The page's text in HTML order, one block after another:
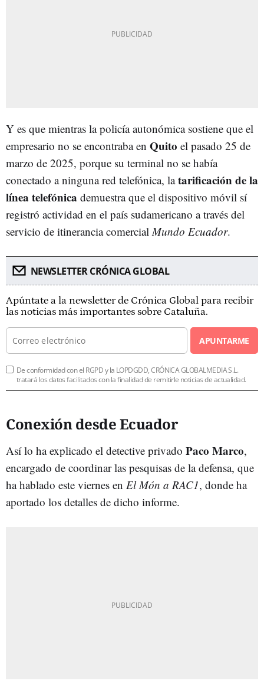
Y es que mientras la policía autonómica sostiene que el
empresario no se encontraba en Quito el pasado 25 de
marzo de 2025, porque su terminal no se había
conectado a ninguna red telefónica, latarificación de la
línea telefónica demuestra que el dispositivo móvil sí
registró actividad en el país sudamericano a través del
servicio de itinerancia comercial Mundo Ecuador.
NEWSLETTER CRÓNICA GLOBAL
Apúntate a la newsletter de Crónica Global para recibir
las noticias más importantes sobre Cataluña.
APUNTARME
De conformidad con el RGPD y la LOPDGDD, CRÓNICA GLOBALMEDIA S.L.
tratará los datos facilitados con la finalidad de remitirle noticias de actualidad.
Conexión desde Ecuador
Así lo ha explicado el detective privado Paco Marco,
encargado de coordinar las pesquisas de la defensa, que
ha hablado este viernes en El Món a RAC1, donde ha
aportado los detalles de dicho informe.